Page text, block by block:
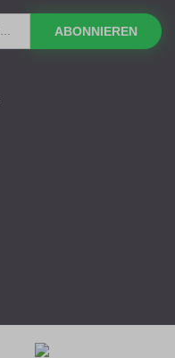
ABONNIEREN